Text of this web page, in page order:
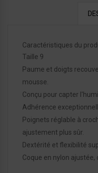
Caractéristiques du
Taille 9
Paume et doigts
mousse.
Conçu pour capter
Adhérence
Poignets réglable à
ajustement plus sûr.
Dextérité et flexibilité
Coque en nylon